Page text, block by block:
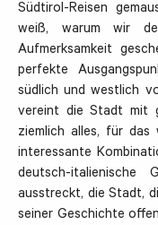
Südtirol-Reisen
weiß, warum wir
Aufmerksamkeit
perfekte
südlich und westlich
vereint die Stadt mit
ziemlich alles, für das
interessante
deutsch-italienische
ausstreckt, die Stadt,
seiner Geschichte